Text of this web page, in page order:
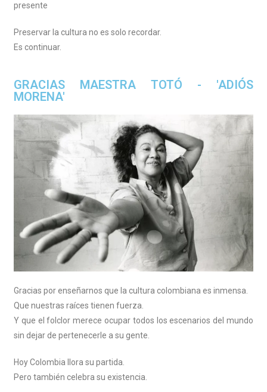
presente
Preservar la cultura no es solo recordar.
Es continuar.
GRACIAS MAESTRA TOTÓ - 'ADIÓS
MORENA'
Gracias por enseñarnos que la cultura colombiana es inmensa.
Que nuestras raíces tienen fuerza.
Y que el folclor merece ocupar todos los escenarios del mundo
sin dejar de pertenecerle a su gente.
Hoy Colombia llora su partida.
Pero también celebra su existencia.